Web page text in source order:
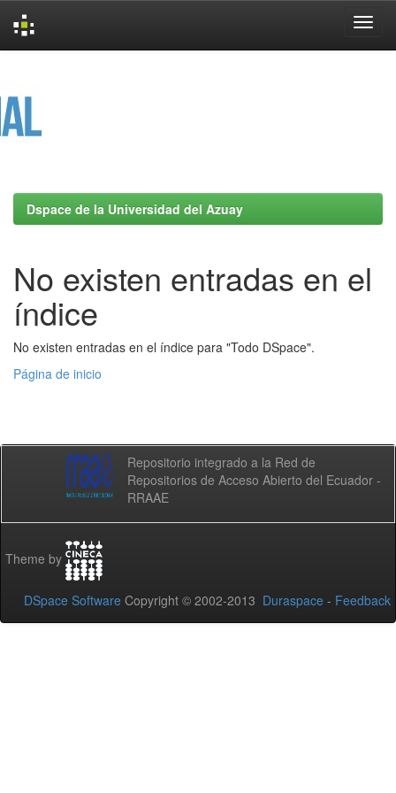
Dspace de la Universidad del Azuay
No existen entradas en el
índice
No existen entradas en el índice para "Todo DSpace".
Página de inicio
Repositorio integrado a la Red de
Repositorios de Acceso Abierto del Ecuador -
RRAAE
Theme by
DSpace Software Copyright © 2002-2013 Duraspace - Feedback